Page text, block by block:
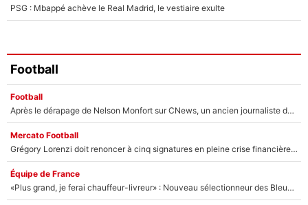
PSG : Mbappé achève le Real Madrid, le vestiaire exulte
Football
Football
Après le dérapage de Nelson Monfort sur CNews, un ancien journaliste de France Télévisions relance la polémique sur les incendies en Gironde
Mercato Football
Grégory Lorenzi doit renoncer à cinq signatures en pleine crise financière : L’IA propose sept noms à l’OM pour un mercato réussi... à seulement 5M€ !
Équipe de France
«Plus grand, je ferai chauffeur-livreur» : Nouveau sélectionneur des Bleus, Zinédine Zidane s’était imaginé un avenir très différent lorsqu'il était enfant